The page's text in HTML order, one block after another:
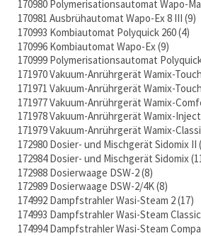
170980 Polymerisationsautomat Wapo-
170981 Ausbrühautomat Wapo-Ex 8 III 9
170993 Kombiautomat Polyquick 260 4
170996 Kombiautomat Wapo-Ex 9
170999 Polymerisationsautomat
171970 Vakuum-Anrührgerät Wamix-Touch
171971 Vakuum-Anrührgerät Wamix-
171977 Vakuum-Anrührgerät Wamix-
171978 Vakuum-Anrührgerät Wamix-
171979 Vakuum-Anrührgerät Wamix-
172980 Dosier- und Mischgerät Sidomix II
172984 Dosier- und Mischgerät Sidomix
172988 Dosierwaage DSW-2 8
172989 Dosierwaage DSW-2/4K 8
174992 Dampfstrahler Wasi-Steam 2 17
174993 Dampfstrahler Wasi-Steam Classic
174994 Dampfstrahler Wasi-Steam